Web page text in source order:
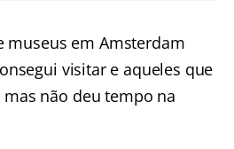
museus em Amsterdam
visitar e aqueles que
não deu tempo na